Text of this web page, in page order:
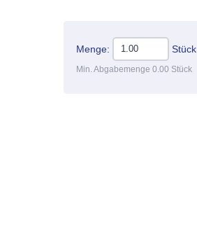
Menge: Stück
Min. Abgabemenge 0.00 Stück